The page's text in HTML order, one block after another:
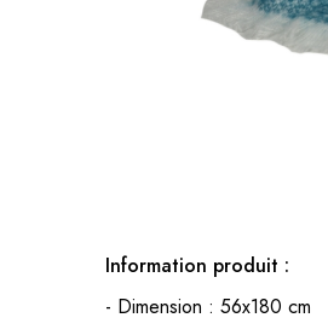
Information produit :
- Dimension : 56x180 cm